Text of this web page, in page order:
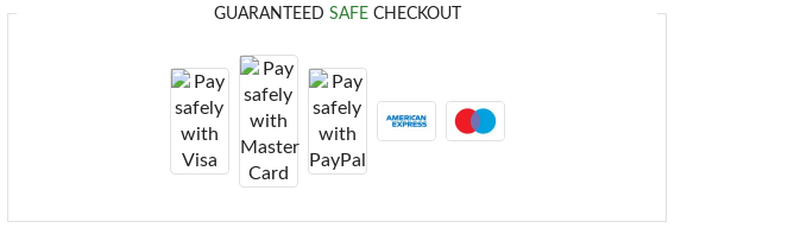
GUARANTEED SAFE CHECKOUT